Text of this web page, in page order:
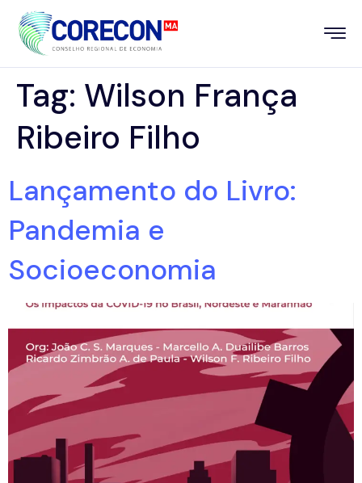
Tag: Wilson França
Ribeiro Filho
Lançamento do Livro:
Pandemia e
Socioeconomia